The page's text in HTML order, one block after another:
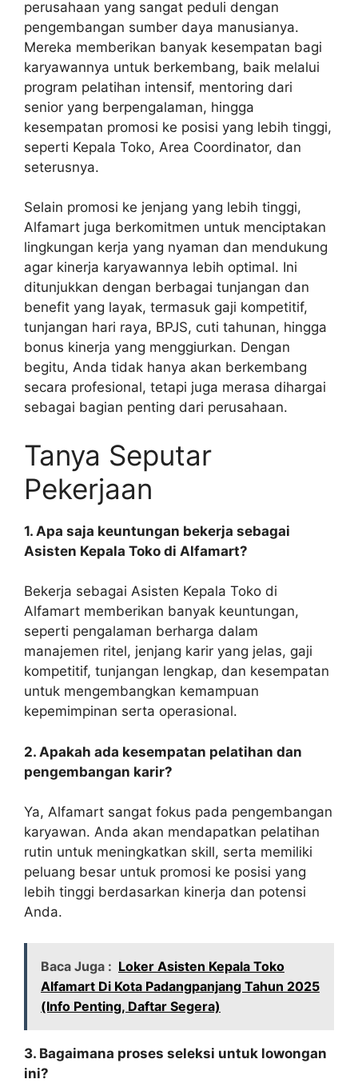
perusahaan yang sangat peduli dengan
pengembangan sumber daya manusianya.
Mereka memberikan banyak kesempatan bagi
karyawannya untuk berkembang, baik melalui
program pelatihan intensif, mentoring dari
senior yang berpengalaman, hingga
kesempatan promosi ke posisi yang lebih tinggi,
seperti Kepala Toko, Area Coordinator, dan
seterusnya.
Selain promosi ke jenjang yang lebih tinggi,
Alfamart juga berkomitmen untuk menciptakan
lingkungan kerja yang nyaman dan mendukung
agar kinerja karyawannya lebih optimal. Ini
ditunjukkan dengan berbagai tunjangan dan
benefit yang layak, termasuk gaji kompetitif,
tunjangan hari raya, BPJS, cuti tahunan, hingga
bonus kinerja yang menggiurkan. Dengan
begitu, Anda tidak hanya akan berkembang
secara profesional, tetapi juga merasa dihargai
sebagai bagian penting dari perusahaan.
Tanya Seputar
Pekerjaan
1. Apa saja keuntungan bekerja sebagai
Asisten Kepala Toko di Alfamart?
Bekerja sebagai Asisten Kepala Toko di
Alfamart memberikan banyak keuntungan,
seperti pengalaman berharga dalam
manajemen ritel, jenjang karir yang jelas, gaji
kompetitif, tunjangan lengkap, dan kesempatan
untuk mengembangkan kemampuan
kepemimpinan serta operasional.
2. Apakah ada kesempatan pelatihan dan
pengembangan karir?
Ya, Alfamart sangat fokus pada pengembangan
karyawan. Anda akan mendapatkan pelatihan
rutin untuk meningkatkan skill, serta memiliki
peluang besar untuk promosi ke posisi yang
lebih tinggi berdasarkan kinerja dan potensi
Anda.
Baca Juga : Loker Asisten Kepala Toko
Alfamart Di Kota Padangpanjang Tahun 2025
(Info Penting, Daftar Segera)
3. Bagaimana proses seleksi untuk lowongan
ini?